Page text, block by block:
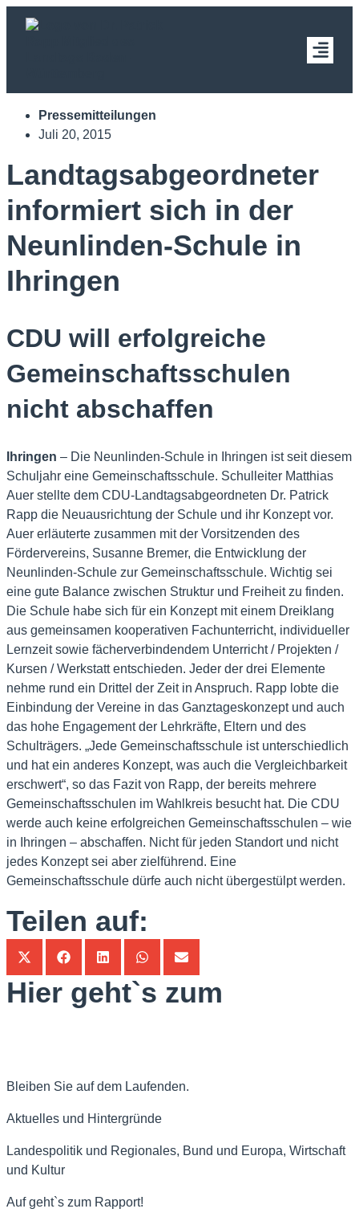
Pressemitteilungen
Juli 20, 2015
Landtagsabgeordneter
informiert sich in der
Neunlinden-Schule in
Ihringen
CDU will erfolgreiche
Gemeinschaftsschulen
nicht abschaffen
Ihringen – Die Neunlinden-Schule in Ihringen ist seit diesem
Schuljahr eine Gemeinschaftsschule. Schulleiter Matthias
Auer stellte dem CDU-Landtagsabgeordneten Dr. Patrick
Rapp die Neuausrichtung der Schule und ihr Konzept vor.
Auer erläuterte zusammen mit der Vorsitzenden des
Fördervereins, Susanne Bremer, die Entwicklung der
Neunlinden-Schule zur Gemeinschaftsschule. Wichtig sei
eine gute Balance zwischen Struktur und Freiheit zu finden.
Die Schule habe sich für ein Konzept mit einem Dreiklang
aus gemeinsamen kooperativen Fachunterricht, individueller
Lernzeit sowie fächerverbindendem Unterricht / Projekten /
Kursen / Werkstatt entschieden. Jeder der drei Elemente
nehme rund ein Drittel der Zeit in Anspruch. Rapp lobte die
Einbindung der Vereine in das Ganztageskonzept und auch
das hohe Engagement der Lehrkräfte, Eltern und des
Schulträgers. „Jede Gemeinschaftsschule ist unterschiedlich
und hat ein anderes Konzept, was auch die Vergleichbarkeit
erschwert“, so das Fazit von Rapp, der bereits mehrere
Gemeinschaftsschulen im Wahlkreis besucht hat. Die CDU
werde auch keine erfolgreichen Gemeinschaftsschulen – wie
in Ihringen – abschaffen. Nicht für jeden Standort und nicht
jedes Konzept sei aber zielführend. Eine
Gemeinschaftsschule dürfe auch nicht übergestülpt werden.
Teilen auf:
Hier geht`s zum
Bleiben Sie auf dem Laufenden.
Aktuelles und Hintergründe
Landespolitik und Regionales, Bund und Europa, Wirtschaft
und Kultur
Auf geht`s zum Rapport!